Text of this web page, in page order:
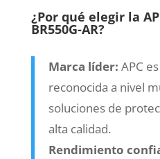
¿Por qué elegir la
BR550G-AR?
Marca líder: APC
reconocida a nivel
soluciones de
alta calidad.
Rendimiento